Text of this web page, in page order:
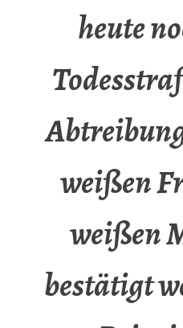
heute
weißen
weißen
bestätigt